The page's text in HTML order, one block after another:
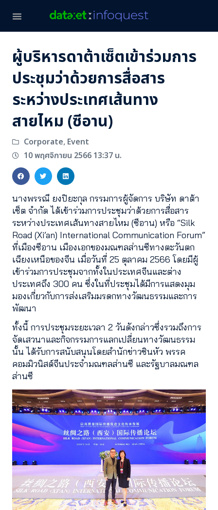
ผู้บริหารดาต้าเซ็ตเข้าร่วมการ
ประชุมว่าด้วยการสื่อสาร
ระหว่างประเทศเส้นทาง
สายไหม (ซีอาน)
Corporate, Event
10 พฤศจิกายน 2566 13:37 น.
นางพรรณี ยงปิยะกุล กรรมการผู้จัดการ บริษัท ดาต้า
เซ็ต จำกัด ได้เข้าร่วมการประชุมว่าด้วยการสื่อสาร
ระหว่างประเทศเส้นทางสายไหม (ซีอาน) หรือ “Silk
Road (Xi’an) International Communication Forum”
ที่เมืองซีอาน เมืองเอกของมณฑลส่านซีทางตะวันตก
เฉียงเหนือของจีน เมื่อวันที่ 25 ตุลาคม 2566 โดยมีผู้
เข้าร่วมการประชุมจากทั้งในประเทศจีนและต่าง
ประเทศถึง 300 คน ซึ่งในที่ประชุมได้มีการแสดงมุม
มองเกี่ยวกับการส่งเสริมมรดกทางวัฒนธรรมและการ
พัฒนา
ทั้งนี้ การประชุมระยะเวลา 2 วันดังกล่าวซึ่งรวมถึงการ
จัดเสวนาและกิจกรรมการแลกเปลี่ยนทางวัฒนธรรม
นั้น ได้รับการสนับสนุนโดยสำนักข่าวซินหัว พรรค
คอมมิวนิสต์จีนประจำมณฑลส่านซี และรัฐบาลมณฑล
ส่านซี